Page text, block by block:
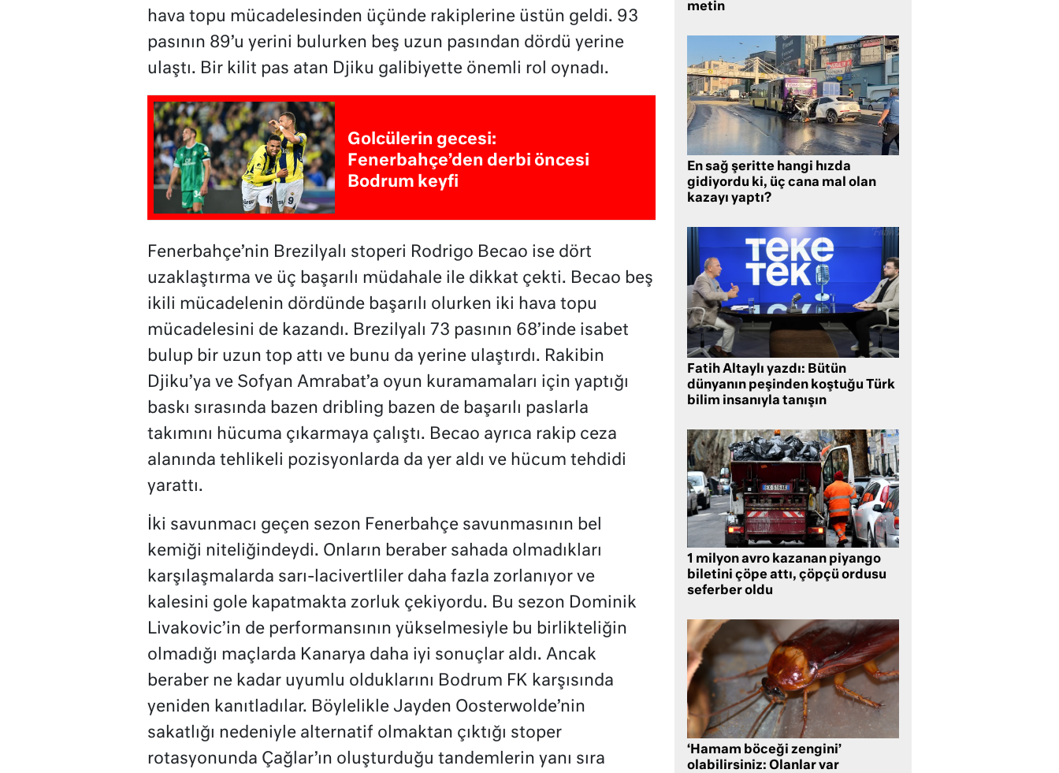
hava topu mücadelesinden üçünde rakiplerine üstün geldi. 93
pasının 89’u yerini bulurken beş uzun pasından dördü yerine
ulaştı. Bir kilit pas atan Djiku galibiyette önemli rol oynadı.
Golcülerin gecesi:
Fenerbahçe’den derbi öncesi
Bodrum keyfi
Fenerbahçe’nin Brezilyalı stoperi Rodrigo Becao ise dört
uzaklaştırma ve üç başarılı müdahale ile dikkat çekti. Becao beş
ikili mücadelenin dördünde başarılı olurken iki hava topu
mücadelesini de kazandı. Brezilyalı 73 pasının 68’inde isabet
bulup bir uzun top attı ve bunu da yerine ulaştırdı. Rakibin
Djiku’ya ve Sofyan Amrabat’a oyun kuramamaları için yaptığı
baskı sırasında bazen dribling bazen de başarılı paslarla
takımını hücuma çıkarmaya çalıştı. Becao ayrıca rakip ceza
alanında tehlikeli pozisyonlarda da yer aldı ve hücum tehdidi
yarattı.
İki savunmacı geçen sezon Fenerbahçe savunmasının bel
kemiği niteliğindeydi. Onların beraber sahada olmadıkları
karşılaşmalarda sarı-lacivertliler daha fazla zorlanıyor ve
kalesini gole kapatmakta zorluk çekiyordu. Bu sezon Dominik
Livakovic’in de performansının yükselmesiyle bu birlikteliğin
olmadığı maçlarda Kanarya daha iyi sonuçlar aldı. Ancak
beraber ne kadar uyumlu olduklarını Bodrum FK karşısında
yeniden kanıtladılar. Böylelikle Jayden Oosterwolde’nin
sakatlığı nedeniyle alternatif olmaktan çıktığı stoper
rotasyonunda Çağlar’ın oluşturduğu tandemlerin yanı sıra
metin
En sağ şeritte hangi hızda
gidiyordu ki, üç cana mal olan
kazayı yaptı?
Fatih Altaylı yazdı: Bütün
dünyanın peşinden koştuğu Türk
bilim insanıyla tanışın
1 milyon avro kazanan piyango
biletini çöpe attı, çöpçü ordusu
seferber oldu
‘Hamam böceği zengini’
olabilirsiniz: Olanlar var